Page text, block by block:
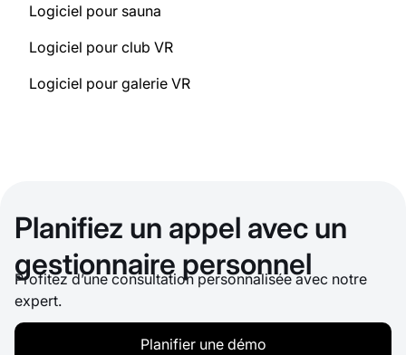
Logiciel pour sauna
Logiciel pour club VR
Logiciel pour galerie VR
Planifiez un appel avec un
gestionnaire personnel
Profitez d’une consultation personnalisée avec notre
expert.
Planifier une démo